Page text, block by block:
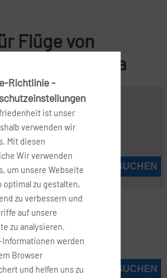
Flüge von
nach Mallorca
Mallorca ( PMI )
2026
JETZT BUCHEN
Mallorca ( PMI )
JETZT BUCHEN
Richtlinie -
ist unser
verwenden wir
Mit diesen
Wir verwenden
um unsere Webseite
optimal zu gestalten,
zu verbessern und
auf unsere
zu analysieren.
Informationen werden
Browser
und helfen uns zu